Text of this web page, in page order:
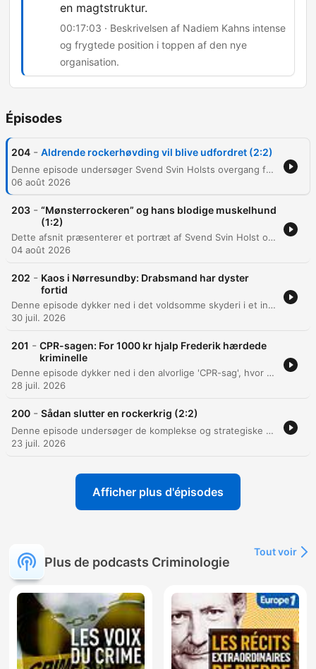
en magtstruktur.
00:17:03 · Beskrivelsen af Nadiem Kahns intense
og frygtede position i toppen af den nye
organisation.
Épisodes
204 - Aldrende rockerhøvding vil blive udfordret (2:2)
Denne episode undersøger Svend Svin Holsts overgang fra Hells Angels til ledelsen i Comanches og hans rolle som en erfaren 'mønsterrocker'. Gennem en samtale med en tidligere efterretningsanalytiker belyses de interne dynamikker, herunder hvordan man opnår status gennem voldsparathed eller forretningsevner. Der fokuseres desuden på de strategiske og forretningsmæssige aspekter af overgangen til Comanche/Satudara. Episoden diskuterer Nadiem Kahns rolle som forretningsmand, den nye magtstruktur i klubben, og hvordan kriminelle organisationer forsøger at undgå myndighedernes opmærksomhed gennem strategisk ledelse.
06 août 2026
203 - “Mønsterrockeren” og hans blodige muskelhund
(1:2)
Dette afsnit præsenterer et portræt af Svend Svin Holst og hans rejse fra Amager-mafien til en toppost i Comanches og Hells Angels. Gennem Allan Beyers beskrivelser belyses de voldelige eskaleringer i rockermiljøet, herunder det markante lufthavnskyderi i 1996. Episoden udforsker også, hvordan status opnås gennem voldelige handlinger i klubben, samt politiets metoder til overvågning af bandemiljøet via NSK.
04 août 2026
202 - Kaos i Nørresundby: Drabsmand har dyster
fortid
Denne episode dykker ned i det voldsomme skyderi i et industriområde i Nørresundby, hvor en 48-årig mand dræbte en 62-årig mand og skød mod politiet. Gennem interview med nyhedschef Anders Sarko Christensen fra TV2 Nord belyses hændelsesforløbet, de kaotiske omstændigheder omkring branden og gerningsmandens dystre fortid. Efterforskningen fokuserer på gerningsmandens baggrund som en lokal mand med en historik præget af våbenbesiddelse og temperament. Episoden gennemgår politiets arbejde med at sikre spor samt de vidneudsagn fra lokale borgere, der overværede den livsfarlige situation.
30 juil. 2026
201 - CPR-sagen: For 1000 kr hjalp Frederik hærdede
kriminelle
Denne episode dykker ned i den alvorlige 'CPR-sag', hvor den tidligere kommunale medarbejder Frederik Nielsen blev dømt for at sælge private oplysninger fra CPR-registeret til kriminelle via Telegram. Gennem et interview med retsreporter Astrid Mortensen belyses sagens omfang, de økonomiske aspekter af den ulovlige forretning og de juridiske konsekvenser af dette massive tillidsbrud. Samtalen udforsker desuden livet som retsjournalist, herunder vigtigheden af journalistiske netværk, udfordringerne ved at få aktindsigt og kampen mod lukkede døre i retssystemet. Der kastes også lys over de personlige omkostninger ved retssager samt kommende sager som udleveringen af Niels Holk.
28 juil. 2026
200 - Sådan slutter en rockerkrig (2:2)
Denne episode undersøger de komplekse og strategiske mekanismer bag fredsforhandlinger i bandemiljøet, herunder vigtigheden af våbenhvile og rollen som tredjepartsgarant for sikkerhed. Der kastes lys over, hvordan grupperinger kan udnytte eksisterende konflikter til egen fordel. Derudover diskuteres dynamikken i kriminelle grupperinger, hvor fredsaftaler kan bruges strategisk til at mindske politiets pres eller signalere styrke. Episoden belyser desuden udfordringerne ved moderne konflikter, der i stigende grad er drevet af økonomiske interesser og styret af internationale aktører.
23 juil. 2026
Afficher plus d'épisodes
Plus de podcasts Criminologie
Tout voir